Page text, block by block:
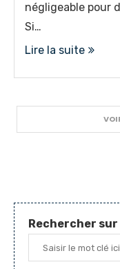
négligeable pour
Si…
Lire la suite
Rechercher